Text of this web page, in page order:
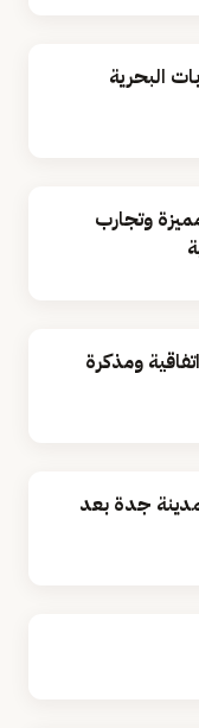
البحرية
وتجارب
شركات سعودية وأوزبكية توقعان 14 اتفاقية ومذكرة
جدة بعد